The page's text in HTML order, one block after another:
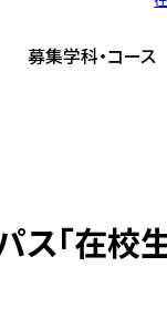
募集学科・コース
在校生に聞いてみよう‼
ス「在